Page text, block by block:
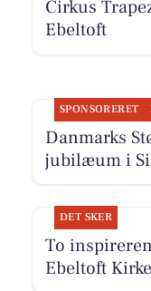
Cirkus
Ebeltoft
SPONSORERET
Danmarks
jubilæum i
DET SKER
To
Ebeltoft Kirke